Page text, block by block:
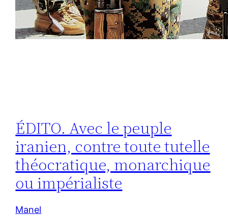
ÉDITO. Avec le peuple
iranien, contre toute tutelle
théocratique, monarchique
ou impérialiste
Manel